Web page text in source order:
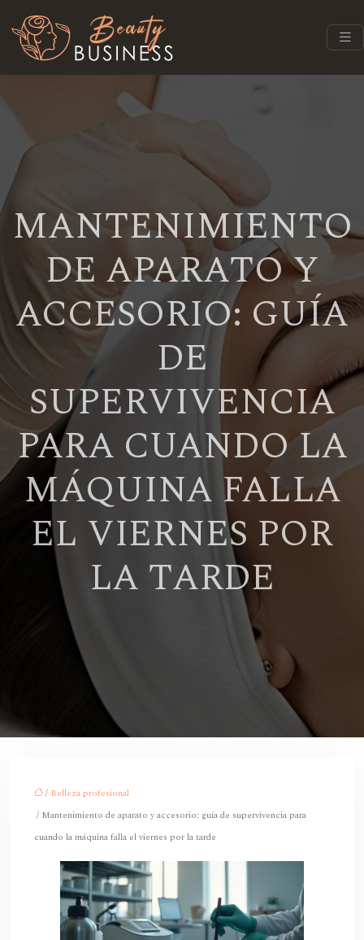
MANTENIMIENTO
DE APARATO Y
ACCESORIO: GUÍA
DE
SUPERVIVENCIA
PARA CUANDO LA
MÁQUINA FALLA
EL VIERNES POR
LA TARDE
/ Belleza profesional
/ Mantenimiento de aparato y accesorio: guía de supervivencia para
cuando la máquina falla el viernes por la tarde